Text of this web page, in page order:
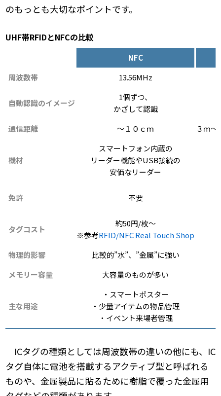
のもっとも大切なポイントです。
UHF帯RFIDとNFCの比較
NFC
周波数帯
13.56MHz
自動認識のイメージ
1個ずつ、
かざして認識
通信距離
～１０ｃｍ ３ｍ
機材
スマートフォン内蔵の
リーダー機能やUSB接続の
安価なリーダー
免許 不要
タグコスト
約50円/枚～
※参考RFID/NFC Real Touch Shop
物理的影響
比較的”水”、”金属”に強い
メモリー容量
大容量のものが多い
主な用途
・スマートポスター
・少量アイテムの物品管理
・イベント来場者管理
ICタグの種類としては周波数帯の違いの他にも、IC
タグ自体に電池を搭載するアクティブ型と呼ばれる
ものや、金属製品に貼るために樹脂で覆った金属用